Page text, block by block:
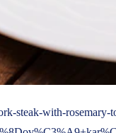
steak-with-